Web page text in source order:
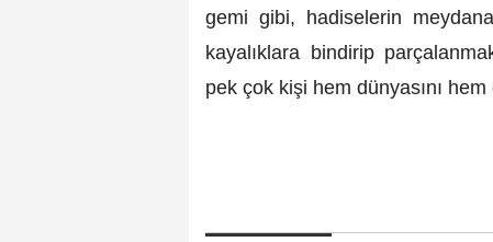
gemi gibi, hadiselerin
kayalıklara bindirip
pek çok kişi hem dünyasını